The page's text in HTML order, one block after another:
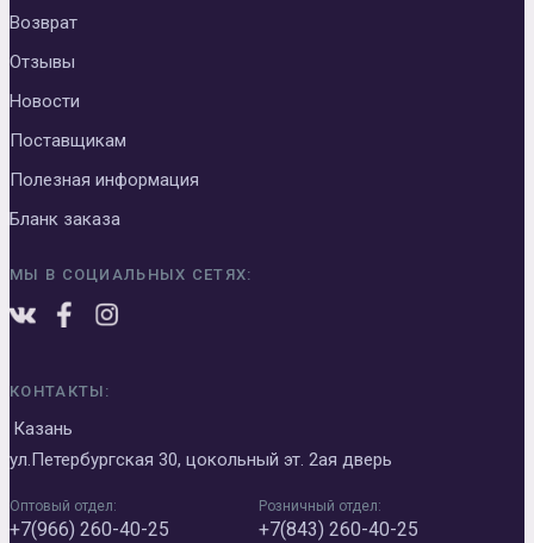
Возврат
Отзывы
Новости
Поставщикам
Полезная информация
Бланк заказа
МЫ В СОЦИАЛЬНЫХ СЕТЯХ:
КОНТАКТЫ:
Казань
ул.Петербургская 30, цокольный эт. 2ая дверь
Оптовый отдел:
+7(966) 260-40-25
Розничный отдел:
+7(843) 260-40-25